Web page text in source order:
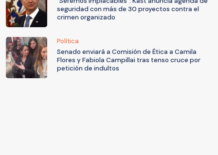
seguridad con más de 30 proyectos contra el
crimen organizado
Política
Senado enviará a Comisión de Ética a Camila
Flores y Fabiola Campillai tras tenso cruce por
petición de indultos